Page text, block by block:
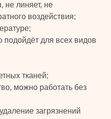
не линяет, не
воздействия;
подойдёт для всех видов
тканей;
можно работать без
загрязнений